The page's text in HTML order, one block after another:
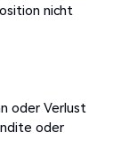
nicht
oder Verlust
oder